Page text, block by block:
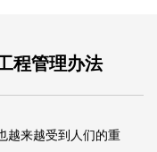
程管理办法
越来越受到人们的重